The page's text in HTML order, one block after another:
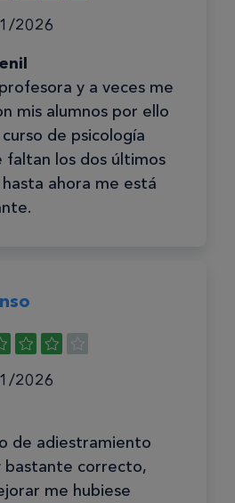
2026
y a veces me
mis alumnos por ello
de psicología
faltan los dos últimos
ahora me está
2026
de adiestramiento
bastante correcto,
me hubiese